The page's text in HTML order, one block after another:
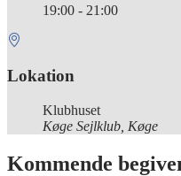
19:00 - 21:00
Lokation
Klubhuset
Køge Sejlklub, Køge
Kommende